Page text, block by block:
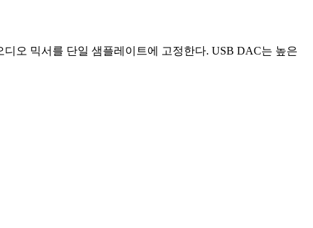
오 믹서를 단일 샘플레이트에 고정한다. USB DAC는 높은